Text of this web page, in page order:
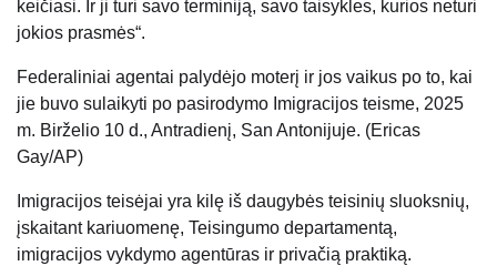
keičiasi. Ir ji turi savo terminiją, savo taisykles, kurios neturi
jokios prasmės“.
Federaliniai agentai palydėjo moterį ir jos vaikus po to, kai
jie buvo sulaikyti po pasirodymo Imigracijos teisme, 2025
m. Birželio 10 d., Antradienį, San Antonijuje. (Ericas
Gay/AP)
Imigracijos teisėjai yra kilę iš daugybės teisinių sluoksnių,
įskaitant kariuomenę, Teisingumo departamentą,
imigracijos vykdymo agentūras ir privačią praktiką.